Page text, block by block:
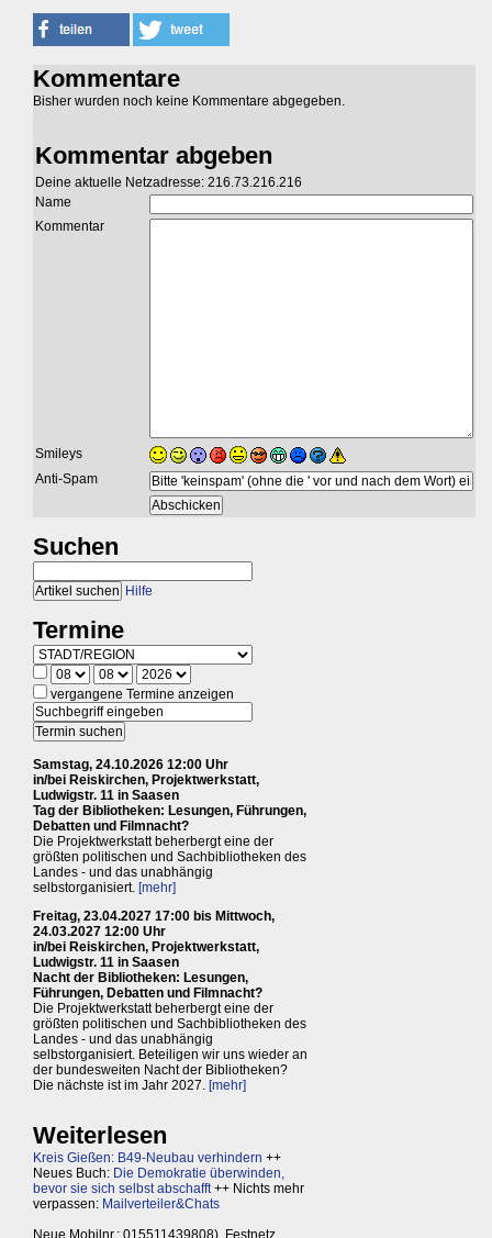
Kommentare
Bisher wurden noch keine Kommentare abgegeben.
Kommentar abgeben
Deine aktuelle Netzadresse: 216.73.216.216
Name
Kommentar
Smileys
Anti-Spam
Suchen
Hilfe
Termine
vergangene Termine anzeigen
Samstag, 24.10.2026 12:00 Uhr
in/bei Reiskirchen, Projektwerkstatt,
Ludwigstr. 11 in Saasen
Tag der Bibliotheken: Lesungen, Führungen,
Debatten und Filmnacht?
Die Projektwerkstatt beherbergt eine der
größten politischen und Sachbibliotheken des
Landes - und das unabhängig
selbstorganisiert. [mehr]
Freitag, 23.04.2027 17:00 bis Mittwoch,
24.03.2027 12:00 Uhr
in/bei Reiskirchen, Projektwerkstatt,
Ludwigstr. 11 in Saasen
Nacht der Bibliotheken: Lesungen,
Führungen, Debatten und Filmnacht?
Die Projektwerkstatt beherbergt eine der
größten politischen und Sachbibliotheken des
Landes - und das unabhängig
selbstorganisiert. Beteiligen wir uns wieder an
der bundesweiten Nacht der Bibliotheken?
Die nächste ist im Jahr 2027. [mehr]
Weiterlesen
Kreis Gießen: B49-Neubau verhindern ++
Neues Buch: Die Demokratie überwinden,
bevor sie sich selbst abschafft++ Nichts mehr
verpassen: Mailverteiler&Chats